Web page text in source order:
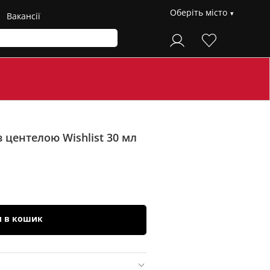
Вакансії Оберіть місто
центелою Wishlist 30 мл
в кошик